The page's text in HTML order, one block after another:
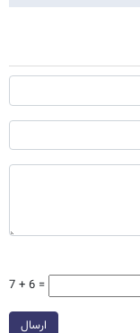
7 + 6 =
ارسال